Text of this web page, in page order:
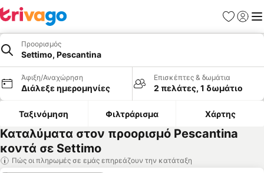
Προορισμός
Settimo, Pescantina
Άφιξη/Αναχώρηση
Διάλεξε ημερομηνίες
Επισκέπτες & δωμάτια
2 πελάτες, 1 δωμάτιο
Ταξινόμηση Φιλτράρισμα Χάρτης
Καταλύματα στον προορισμό Pescantina
κοντά σε Settimo
Πώς οι πληρωμές σε εμάς επηρεάζουν την κατάταξη